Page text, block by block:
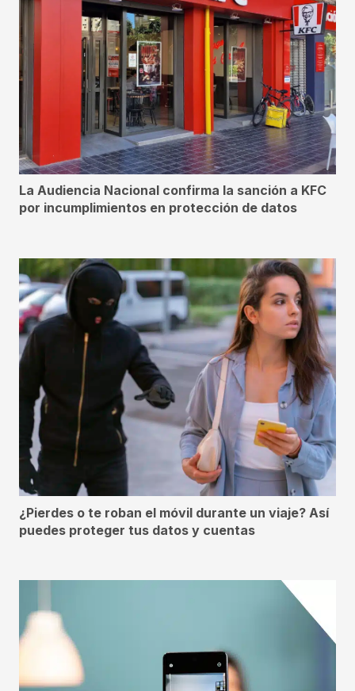
La Audiencia Nacional confirma la sanción a KFC
por incumplimientos en protección de datos
¿Pierdes o te roban el móvil durante un viaje? Así
puedes proteger tus datos y cuentas